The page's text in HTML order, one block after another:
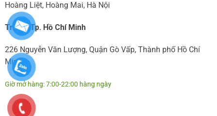
Hoàng Liệt, Hoàng Mai, Hà Nội
Trụ sở Tp. Hồ Chí Minh
226 Nguyễn Văn Lượng, Quận Gò Vấp, Thành phố Hồ Chí
Minh
Giờ mở hàng: 7:00-22:00 hàng ngày